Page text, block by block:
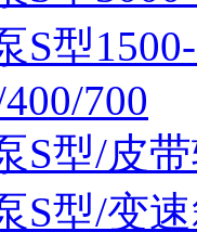
S型
700
S型/皮
S型/变